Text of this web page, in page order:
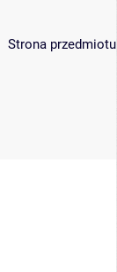
Strona przedmiotu